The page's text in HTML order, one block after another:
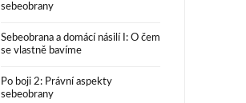
sebeobrany
Sebeobrana a domácí násilí I: O čem
se vlastně bavíme
Po boji 2: Právní aspekty
sebeobrany